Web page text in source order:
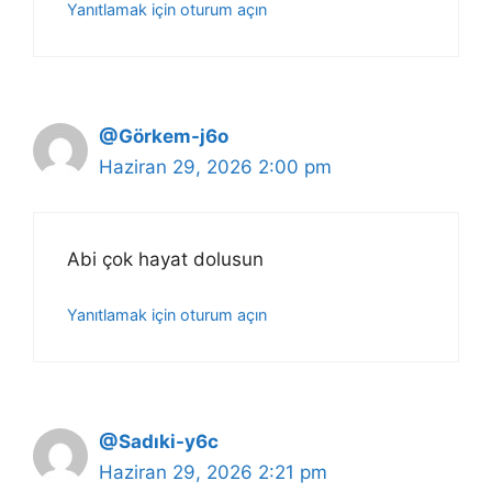
Yanıtlamak için oturum açın
@Görkem-j6o
Haziran 29, 2026 2:00 pm
Abi çok hayat dolusun
Yanıtlamak için oturum açın
@Sadıki-y6c
Haziran 29, 2026 2:21 pm